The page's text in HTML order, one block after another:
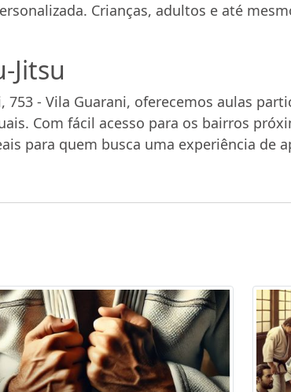
Crianças, adultos e até
Jitsu
753 - Vila Guarani, oferecemos aulas
Com fácil acesso para os bairros
para quem busca uma experiência de